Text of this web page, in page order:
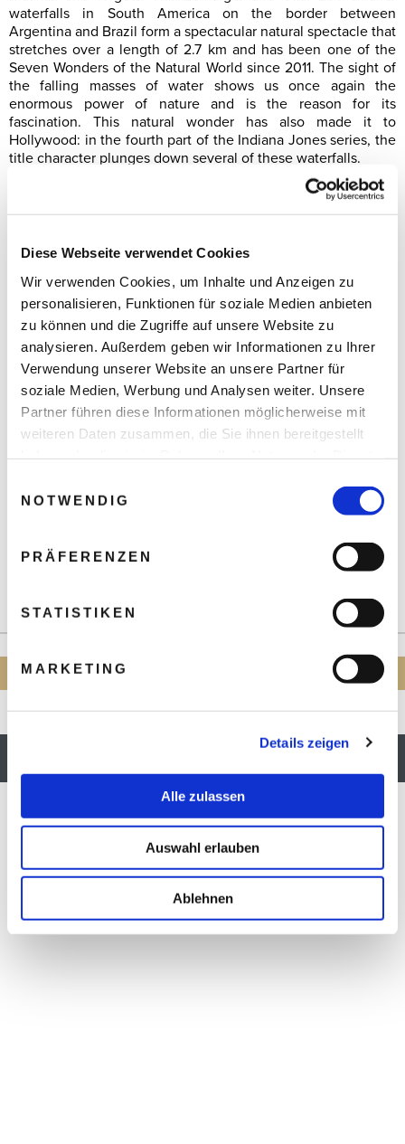
Diese Webseite verwendet Cookies
Wir verwenden Cookies, um Inhalte und Anzeigen zu
personalisieren, Funktionen für soziale Medien anbieten
zu können und die Zugriffe auf unsere Website zu
analysieren. Außerdem geben wir Informationen zu Ihrer
Verwendung unserer Website an unsere Partner für
soziale Medien, Werbung und Analysen weiter. Unsere
Partner führen diese Informationen möglicherweise mit
weiteren Daten zusammen, die Sie ihnen bereitgestellt
NOTWENDIG
PRÄFERENZEN
STATISTIKEN
MARKETING
Details zeigen
Alle zulassen
Auswahl erlauben
Ablehnen
waterfalls in South America on the border between
Argentina and Brazil form a spectacular natural spectacle that
stretches over a length of 2.7 km and has been one of the
Seven Wonders of the Natural World since 2011. The sight of
the falling masses of water shows us once again the
enormous power of nature and is the reason for its
fascination. This natural wonder has also made it to
Hollywood: in the fourth part of the Indiana Jones series, the
title character plunges down several of these waterfalls.
Would you like to discover more natural wonders and
If you are interested or have any questions, please contact
our customer service on +49 (0)30-2196596-0.
Persönliche Beratung:
INDIVIDUELLE ANFRAGE
LAGE & INFO